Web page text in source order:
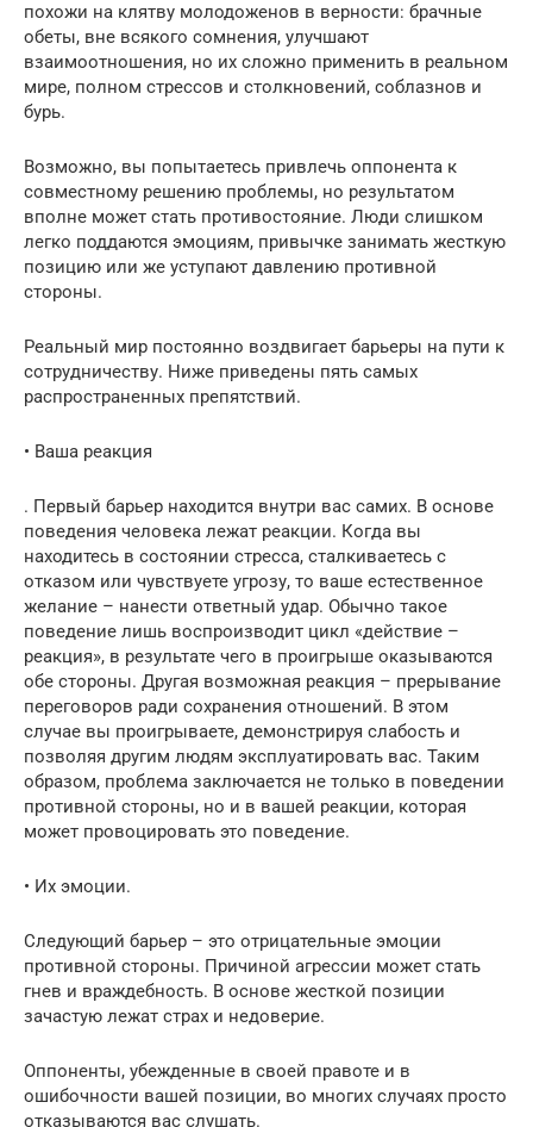
похожи на клятву молодоженов в верности: брачные
обеты, вне всякого сомнения, улучшают
взаимоотношения, но их сложно применить в реальном
мире, полном стрессов и столкновений, соблазнов и
бурь.
Возможно, вы попытаетесь привлечь оппонента к
совместному решению проблемы, но результатом
вполне может стать противостояние. Люди слишком
легко поддаются эмоциям, привычке занимать жесткую
позицию или же уступают давлению противной
стороны.
Реальный мир постоянно воздвигает барьеры на пути к
сотрудничеству. Ниже приведены пять самых
распространенных препятствий.
• Ваша реакция
. Первый барьер находится внутри вас самих. В основе
поведения человека лежат реакции. Когда вы
находитесь в состоянии стресса, сталкиваетесь с
отказом или чувствуете угрозу, то ваше естественное
желание – нанести ответный удар. Обычно такое
поведение лишь воспроизводит цикл «действие –
реакция», в результате чего в проигрыше оказываются
обе стороны. Другая возможная реакция – прерывание
переговоров ради сохранения отношений. В этом
случае вы проигрываете, демонстрируя слабость и
позволяя другим людям эксплуатировать вас. Таким
образом, проблема заключается не только в поведении
противной стороны, но и в вашей реакции, которая
может провоцировать это поведение.
• Их эмоции.
Следующий барьер – это отрицательные эмоции
противной стороны. Причиной агрессии может стать
гнев и враждебность. В основе жесткой позиции
зачастую лежат страх и недоверие.
Оппоненты, убежденные в своей правоте и в
ошибочности вашей позиции, во многих случаях просто
отказываются вас слушать.